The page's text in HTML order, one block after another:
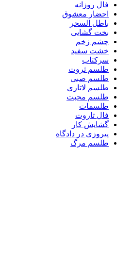
فال روزانه
احضار معشوق
باطل السحر
بخت گشایی
چشم زخم
خشت سفید
سرکتاب
طلسم ثروت
طلسم صبی
طلسم لاتاری
طلسم محبت
طلسمات
فال تاروت
گشایش کار
پیروزی در دادگاه
طلسم مرگ